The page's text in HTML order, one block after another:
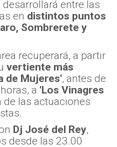
desarrollará entre las
en distintos puntos
Sombrerete y
recuperará, a partir
vertiente más
de Mujeres', antes de
a 'Los Vinagres
de las actuaciones
Dj José del Rey,
desde las 23.00